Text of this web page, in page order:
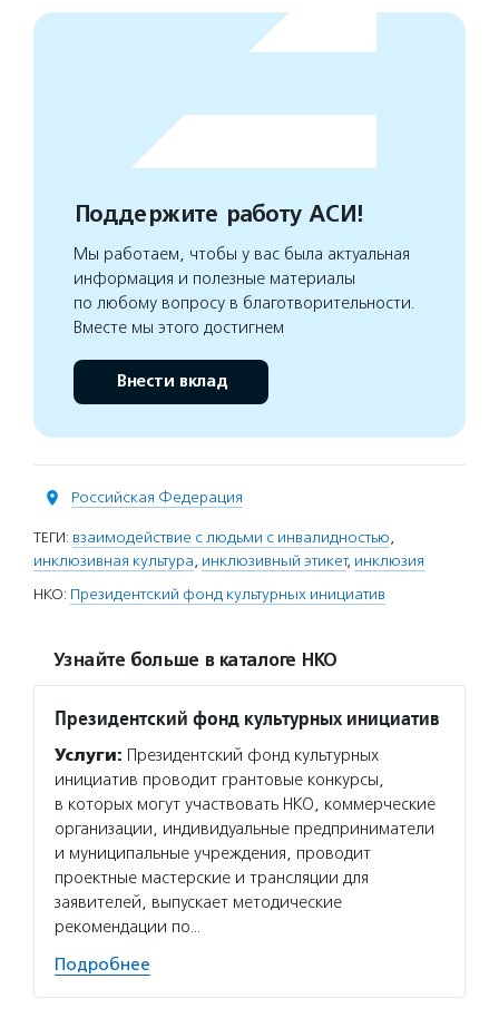
Поддержите работу АСИ!
Мы работаем, чтобы у вас была актуальная
информация и полезные материалы
по любому вопросу в благотворительности.
Вместе мы этого достигнем
Внести вклад
Российская Федерация
ТЕГИ: взаимодействие с людьми с инвалидностью,
инклюзивная культура, инклюзивный этикет, инклюзия
НКО: Президентский фонд культурных инициатив
Узнайте больше в каталоге НКО
Президентский фонд культурных инициатив
Услуги: Президентский фонд культурных
инициатив проводит грантовые конкурсы,
в которых могут участвовать НКО, коммерческие
организации, индивидуальные предприниматели
и муниципальные учреждения, проводит
проектные мастерские и трансляции для
заявителей, выпускает методические
рекомендации по…
Подробнее